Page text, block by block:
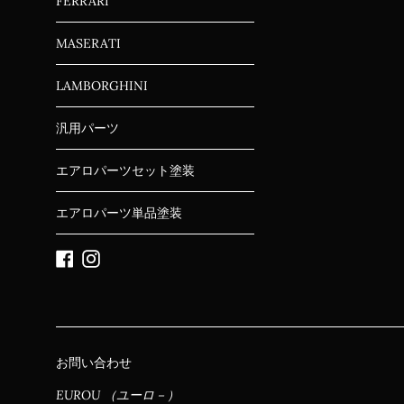
MASERATI
LAMBORGHINI
汎用パーツ
エアロパーツセット塗装
エアロパーツ単品塗装
FacebookInstagram
お問い合わせ
EUROU （ユーロ－）